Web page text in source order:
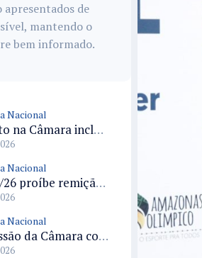
apresentados de
mantendo o
bem informado.
Nacional
Projeto na Câmara inclui estudantes com deficiência no regime escolar especial da LDB e estabelece critérios para frequência
Nacional
PL 82/26 proíbe remição de pena por trabalho em funções militares para condenados por crimes contra o Estado Democrático de Direito
Nacional
Comissão da Câmara convoca audiência para discutir misoginia nas escolas e universidades após divulgação de listas misóginas